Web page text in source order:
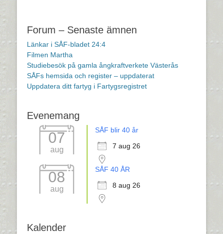
Forum – Senaste ämnen
Länkar i SÅF-bladet 24:4
Filmen Martha
Studiebesök på gamla ångkraftverkete Västerås
SÅFs hemsida och register – uppdaterat
Uppdatera ditt fartyg i Fartygsregistret
Evenemang
07
aug
SÅF blir 40 år
7 aug 26
08
aug
SÅF 40 ÅR
8 aug 26
Kalender